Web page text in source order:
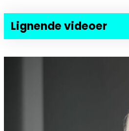
Lignende videoer